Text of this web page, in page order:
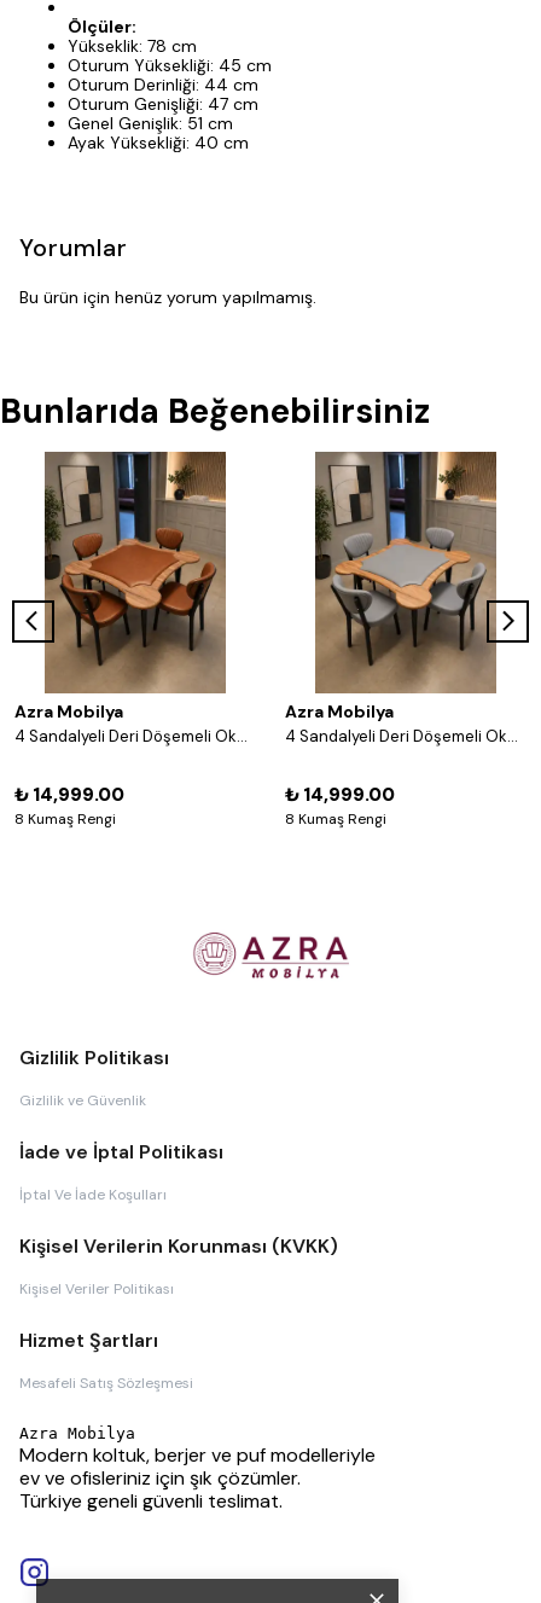
Ölçüler:
Yükseklik: 78 cm
Oturum Yüksekliği: 45 cm
Oturum Derinliği: 44 cm
Oturum Genişliği: 47 cm
Genel Genişlik: 51 cm
Ayak Yüksekliği: 40 cm
Yorumlar
Bu ürün için henüz yorum yapılmamış.
Bunlarıda Beğenebilirsiniz
Azra Mobilya
4 Sandalyeli Deri Döşemeli Okey Masası Takımı – 8 Renk Seçenekli Ahşap Masa ve Sandalye Seti - Acı Kahve
₺ 14,999.00
8 Kumaş Rengi
Azra Mobilya
4 Sandalyeli Deri Döşemeli Okey Masası Takımı – 8 Renk Seçenekli Ahşap Masa ve Sandalye Seti - Gri
₺ 14,999.00
8 Kumaş Rengi
Gizlilik Politikası
Gizlilik ve Güvenlik
İade ve İptal Politikası
İptal Ve İade Koşulları
Kişisel Verilerin Korunması (KVKK)
Kişisel Veriler Politikası
Hizmet Şartları
Mesafeli Satış Sözleşmesi
Azra Mobilya
Modern koltuk, berjer ve puf modelleriyle
ev ve ofisleriniz için şık çözümler.
Türkiye geneli güvenli teslimat.